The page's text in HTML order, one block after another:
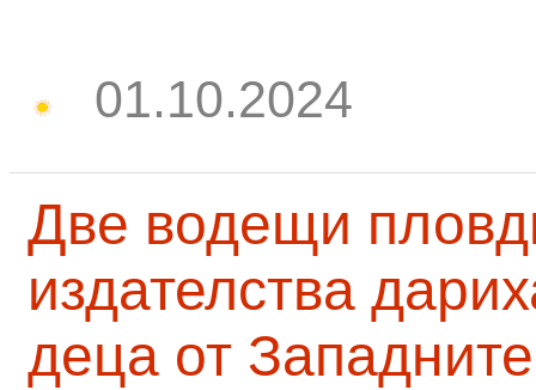
01.10.2024
Две водещи
издателства
деца от